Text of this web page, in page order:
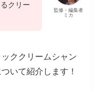
監修・編集者
ミカ
クリー
ククリームシャン
いて紹介します！